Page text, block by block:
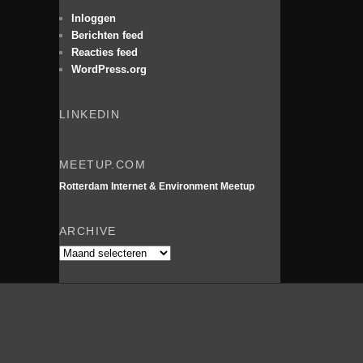
e
n
Inloggen
Berichten feed
Reacties feed
WordPress.org
LINKEDIN
MEETUP.COM
Rotterdam Internet & Environment Meetup
ARCHIVE
Archive